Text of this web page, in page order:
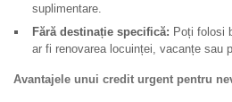
suplimentare.
Fără destinație specifică: Poți folosi
ar fi renovarea locuinței, vacanțe sau
Avantajele unui credit urgent pentru